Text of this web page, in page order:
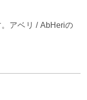
アベリ / AbHeriの